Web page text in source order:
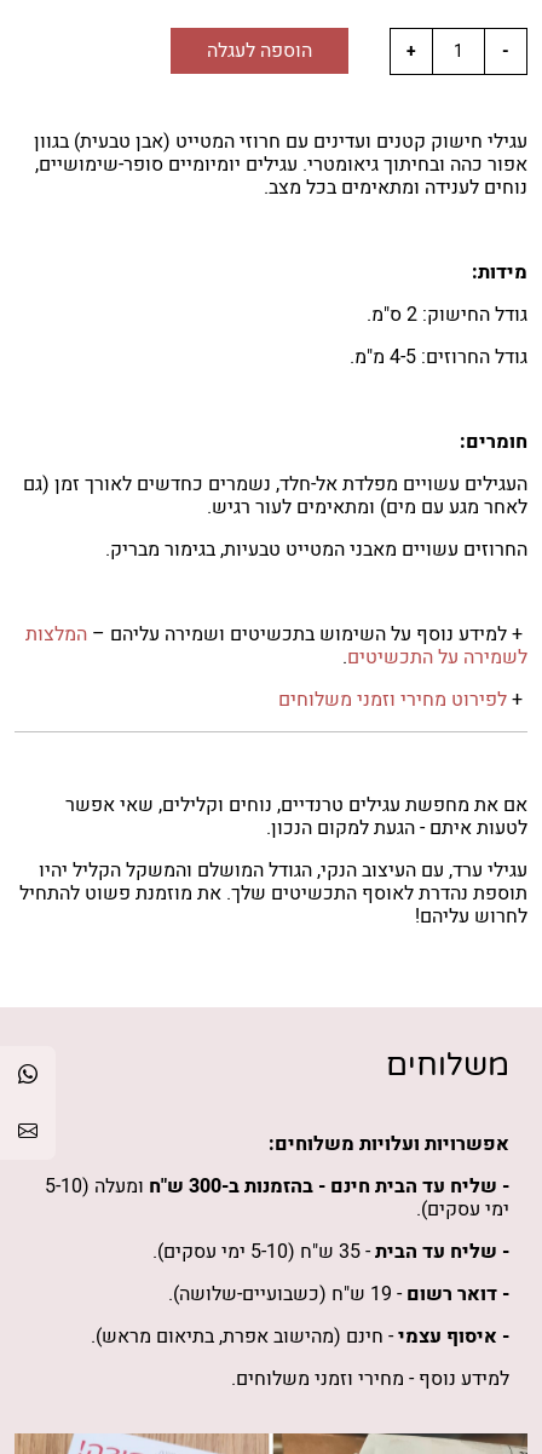
הוספה לעגלה
עגילי חישוק קטנים ועדינים עם חרוזי המטייט (אבן טבעית) בגוון
אפור כהה ובחיתוך גיאומטרי. עגילים יומיומיים סופר-שימושיים,
נוחים לענידה ומתאימים בכל מצב.
מידות:
גודל החישוק: 2 ס"מ.
גודל החרוזים: 4-5 מ"מ.
חומרים:
העגילים עשויים מפלדת אל-חלד, נשמרים כחדשים לאורך זמן (גם
לאחר מגע עם מים) ומתאימים לעור רגיש.
החרוזים עשויים מאבני המטייט טבעיות, בגימור מבריק.
+ למידע נוסף על השימוש בתכשיטים ושמירה עליהם – המלצות
לשמירה על התכשיטים.
+לפירוט מחירי וזמני משלוחים
אם את מחפשת עגילים טרנדיים, נוחים וקלילים, שאי אפשר
לטעות איתם - הגעת למקום הנכון.
עגילי ערד, עם העיצוב הנקי, הגודל המושלם והמשקל הקליל יהיו
תוספת נהדרת לאוסף התכשיטים שלך. את מוזמנת פשוט להתחיל
לחרוש עליהם!
משלוחים
אפשרויות ועלויות משלוחים:
- שליח עד הבית חינם - בהזמנותב-300 ש"ח ומעלה (5-10
ימי עסקים).
- שליח עד הבית- 35 ש"ח (5-10 ימי עסקים).
- דואר רשום- 19 ש"ח (כשבועיים-שלושה).
- איסוף עצמי- חינם (מהישוב אפרת, בתיאום מראש).
למידע נוסף - מחירי וזמני משלוחים.